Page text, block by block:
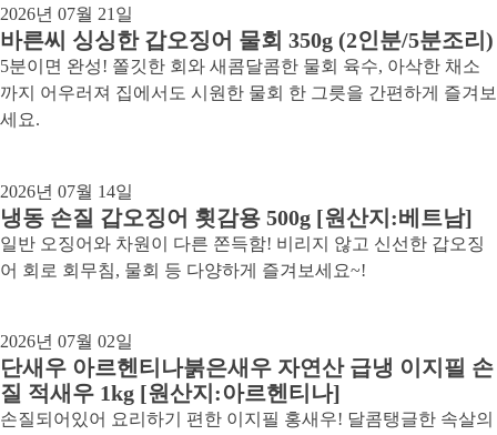
2026년 07월 21일
바른씨 싱싱한 갑오징어 물회 350g (2인분/5분조리)
5분이면 완성! 쫄깃한 회와 새콤달콤한 물회 육수, 아삭한 채소
까지 어우러져 집에서도 시원한 물회 한 그릇을 간편하게 즐겨보
세요.
2026년 07월 14일
냉동 손질 갑오징어 횟감용 500g [원산지:베트남]
일반 오징어와 차원이 다른 쫀득함! 비리지 않고 신선한 갑오징
어 회로 회무침, 물회 등 다양하게 즐겨보세요~!
2026년 07월 02일
단새우 아르헨티나붉은새우 자연산 급냉 이지필 손
질 적새우 1kg [원산지:아르헨티나]
손질되어있어 요리하기 편한 이지필 홍새우! 달콤탱글한 속살의